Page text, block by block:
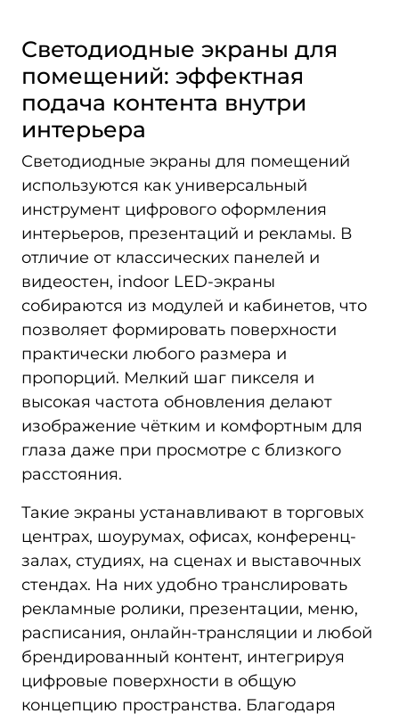
Светодиодные экраны для
помещений: эффектная
подача контента внутри
интерьера
Светодиодные экраны для помещений
используются как универсальный
инструмент цифрового оформления
интерьеров, презентаций и рекламы. В
отличие от классических панелей и
видеостен, indoor LED-экраны
собираются из модулей и кабинетов, что
позволяет формировать поверхности
практически любого размера и
пропорций. Мелкий шаг пикселя и
высокая частота обновления делают
изображение чётким и комфортным для
глаза даже при просмотре с близкого
расстояния.
Такие экраны устанавливают в торговых
центрах, шоурумах, офисах, конференц-
залах, студиях, на сценах и выставочных
стендах. На них удобно транслировать
рекламные ролики, презентации, меню,
расписания, онлайн-трансляции и любой
брендированный контент, интегрируя
цифровые поверхности в общую
концепцию пространства. Благодаря